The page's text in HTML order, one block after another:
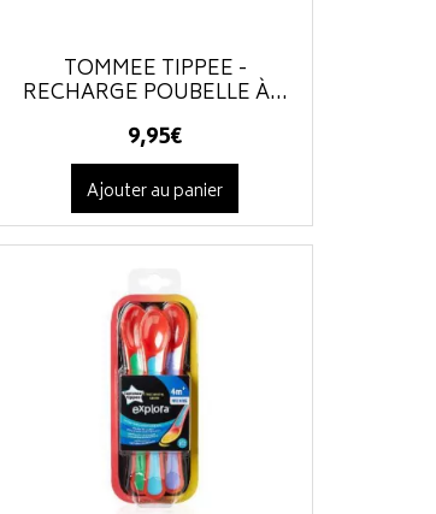
TOMMEE TIPPEE -
RECHARGE POUBELLE À...
9,95€
Ajouter au panier